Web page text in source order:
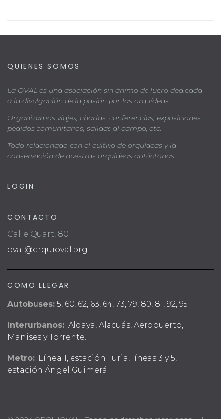
QUIENES SOMOS
La OVAL es una asociación sin ánimo de lucro dedicada
a la divulgación de la pasión por las orquídeas.
Organizamos viajes, charlas, conferencias, exposiciones,
pedidos comunitarios, salidas al campo, etc.
Todo relacionado con el cultivo de orquídeas y la
conservación de nuestras orquídeas autóctonas.
LOGIN
CONTACTO
Calle Quart, 80
oval@orquioval.org
COMO LLEGAR
Autobuses: 5, 60, 62, 63, 64, 73, 79, 80, 81, 92, 95
Interurbanos: Aldaya, Alacuás, Aeropuerto,
Manises y Torrente.
Metro: Línea 1, estación Turia, líneas 3 y 5,
estación Ángel Guimerá.